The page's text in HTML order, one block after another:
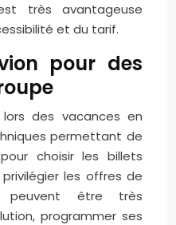
très avantageuse
et du tarif.
pour des
des vacances en
permettant de
choisir les billets
les offres de
peuvent être très
programmer ses